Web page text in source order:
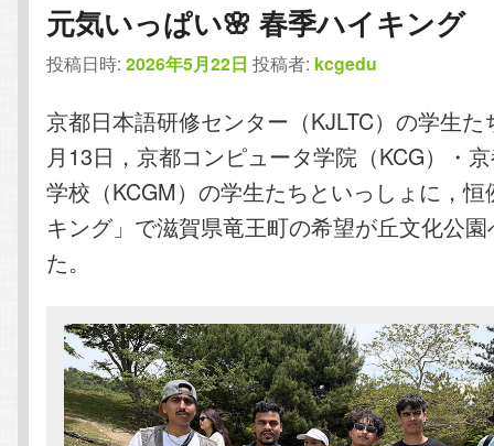
元気いっぱい🌸 春季ハイキング
投稿日時:2026年5月22日 投稿者: kcgedu
京都日本語研修センター（KJLTC）の学生
月13日，京都コンピュータ学院（KCG）・
学校（KCGM）の学生たちといっしょに，
キング」で滋賀県竜王町の希望が丘文化公
た。